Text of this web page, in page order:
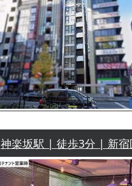
神楽坂駅 | 徒歩3分 | 新宿